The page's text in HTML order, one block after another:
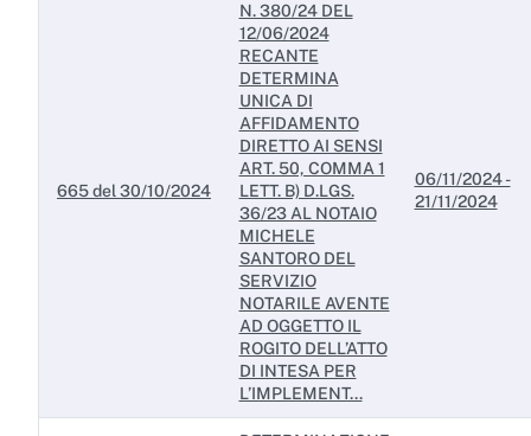
665 del 30/10/2024
N. 380/24 DEL
12/06/2024
RECANTE
DETERMINA
UNICA DI
AFFIDAMENTO
DIRETTO AI SENSI
ART. 50, COMMA 1
LETT. B) D.LGS.
36/23 AL NOTAIO
MICHELE
SANTORO DEL
SERVIZIO
NOTARILE AVENTE
AD OGGETTO IL
ROGITO DELL’ATTO
DI INTESA PER
L’IMPLEMENT...
06/11/2024 -
21/11/2024